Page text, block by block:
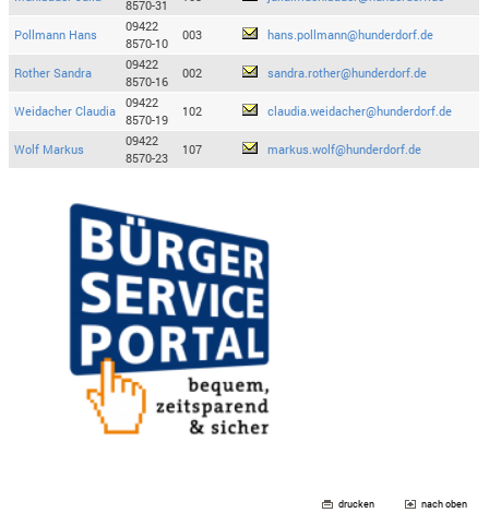
8570-31
Pollmann Hans
09422
8570-10
003 hans.pollmann@hunderdorf.de
Rother Sandra
09422
8570-16
002 sandra.rother@hunderdorf.de
Weidacher Claudia
09422
8570-19
102 claudia.weidacher@hunderdorf.de
Wolf Markus
09422
8570-23
107 markus.wolf@hunderdorf.de
drucken nach oben